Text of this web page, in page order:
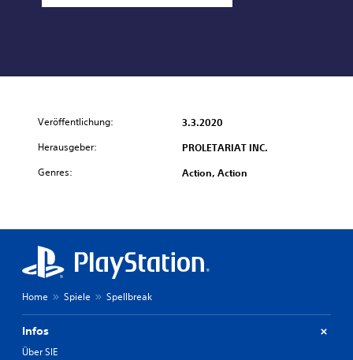
Veröffentlichung: 3.3.2020
Herausgeber: PROLETARIAT INC.
Genres: Action, Action
Home Spiele Spellbreak
Infos
Über SIE